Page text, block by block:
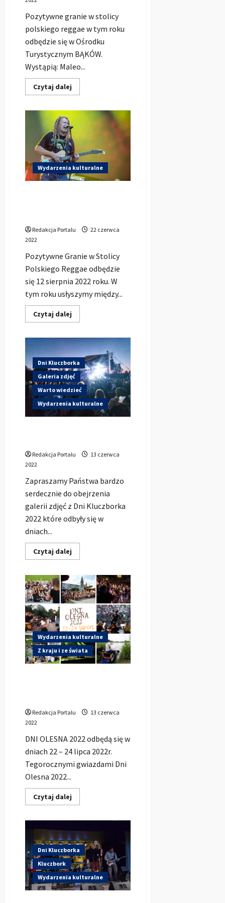
Pozytywne granie w stolicy
polskiego reggae w tym roku
odbędzie się w Ośrodku
Turystycznym BĄKÓW.
Wystąpią: Maleo...
Czytaj dalej
się
POZYTYWNE
GRANIE
W
STOLICY
POLSKIEGO
REGGAE
2022
–
Plakat,
bilety,
Wydarzenia kulturalne
Redakcja Portalu
22 czerwca
2022
Pozytywne Granie w Stolicy
Polskiego Reggae odbędzie
się 12 sierpnia 2022 roku. W
tym roku usłyszymy między...
Czytaj dalej
się
Koncert
Maleo
Reggae
Rockers
12
sierpnia
w
Kluczborku!
Dni Kluczborka
Galeria zdjęć
Warto wiedzieć
Wydarzenia kulturalne
Redakcja Portalu
13 czerwca
2022
Zapraszamy Państwa bardzo
serdecznie do obejrzenia
galerii zdjęć z Dni Kluczborka
2022 które odbyły się w
dniach...
Czytaj dalej
się
DNI
KLUCZBORKA
2022
–
Pełna
galeria
zdjęć
Wydarzenia kulturalne
Z kraju i ze świata
Redakcja Portalu
13 czerwca
2022
DNI OLESNA 2022 odbędą się w
dniach 22 – 24 lipca 2022r.
Tegorocznymi gwiazdami Dni
Olesna 2022...
Czytaj dalej
się
Olesna
2022
–
Pełny
harmonogram
imprezy
oraz
plakat
Dni Kluczborka
Kluczbork
Wydarzenia kulturalne